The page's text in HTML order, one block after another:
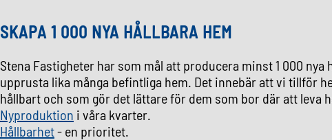
SKAPA 1 000 NYA HÅLLBARA HEM
Stena Fastigheter har som mål att producera minst 1 000 nya
upprusta lika många befintliga hem. Det innebär att vi tillför
hållbart och som gör det lättare för dem som bor där att leva
Nyproduktion i våra kvarter.
Hållbarhet- en prioritet.